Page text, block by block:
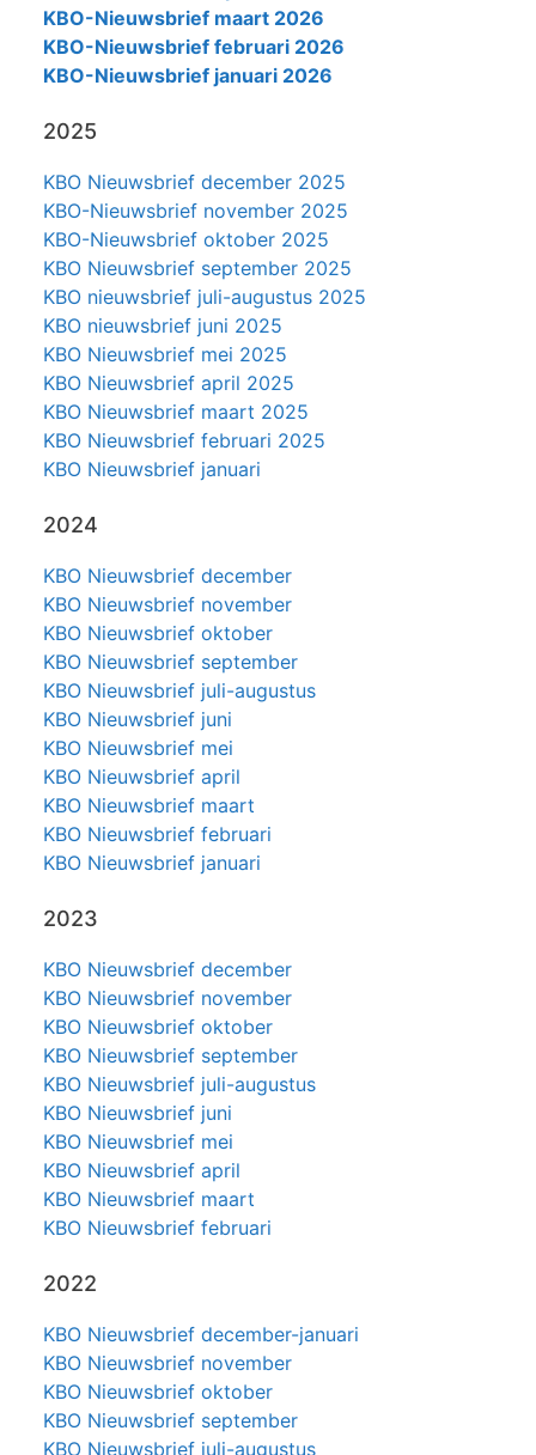
KBO-Nieuwsbrief maart 2026
KBO-Nieuwsbrief februari 2026
KBO-Nieuwsbrief januari 2026
2025
KBO Nieuwsbrief december 2025
KBO-Nieuwsbrief november 2025
KBO-Nieuwsbrief oktober 2025
KBO Nieuwsbrief september 2025
KBO nieuwsbrief juli-augustus 2025
KBO nieuwsbrief juni 2025
KBO Nieuwsbrief mei 2025
KBO Nieuwsbrief april 2025
KBO Nieuwsbrief maart 2025
KBO Nieuwsbrief februari 2025
KBO Nieuwsbrief januari
2024
KBO Nieuwsbrief december
KBO Nieuwsbrief november
KBO Nieuwsbrief oktober
KBO Nieuwsbrief september
KBO Nieuwsbrief juli-augustus
KBO Nieuwsbrief juni
KBO Nieuwsbrief mei
KBO Nieuwsbrief april
KBO Nieuwsbrief maart
KBO Nieuwsbrief februari
KBO Nieuwsbrief januari
2023
KBO Nieuwsbrief december
KBO Nieuwsbrief november
KBO Nieuwsbrief oktober
KBO Nieuwsbrief september
KBO Nieuwsbrief juli-augustus
KBO Nieuwsbrief juni
KBO Nieuwsbrief mei
KBO Nieuwsbrief april
KBO Nieuwsbrief maart
KBO Nieuwsbrief februari
2022
KBO Nieuwsbrief december-januari
KBO Nieuwsbrief november
KBO Nieuwsbrief oktober
KBO Nieuwsbrief september
KBO Nieuwsbrief juli-augustus